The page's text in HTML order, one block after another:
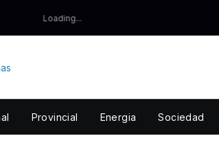
Provincial Energia Sociedad